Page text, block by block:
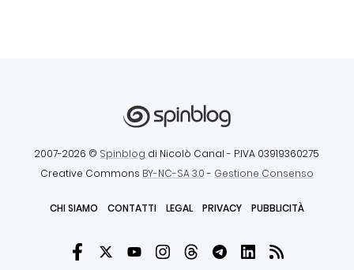
2007-2026 © Spinblog di Nicolò Canal - P.IVA 03919360275
Creative Commons BY-NC-SA 3.0- Gestione Consenso
CHI SIAMO CONTATTI LEGAL PRIVACY PUBBLICITÀ